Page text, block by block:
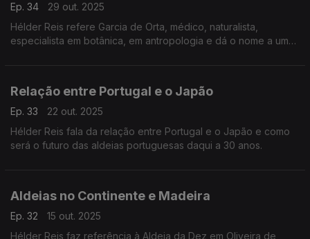
Ep. 34
29 out. 2025
Hélder Reis refere Garcia de Orta, médico, naturalista,
especialista em botânica, em antropologia e dá o nome a um
Relação entre Portugal e o Japão
Ep. 33
22 out. 2025
Hélder Reis fala da relação entre Portugal e o Japão e como
será o futuro das aldeias portuguesas daqui a 30 anos.
Aldeias no Continente e Madeira
Ep. 32
15 out. 2025
Hélder Reis faz referência à Aldeia da Dez em Oliveira de